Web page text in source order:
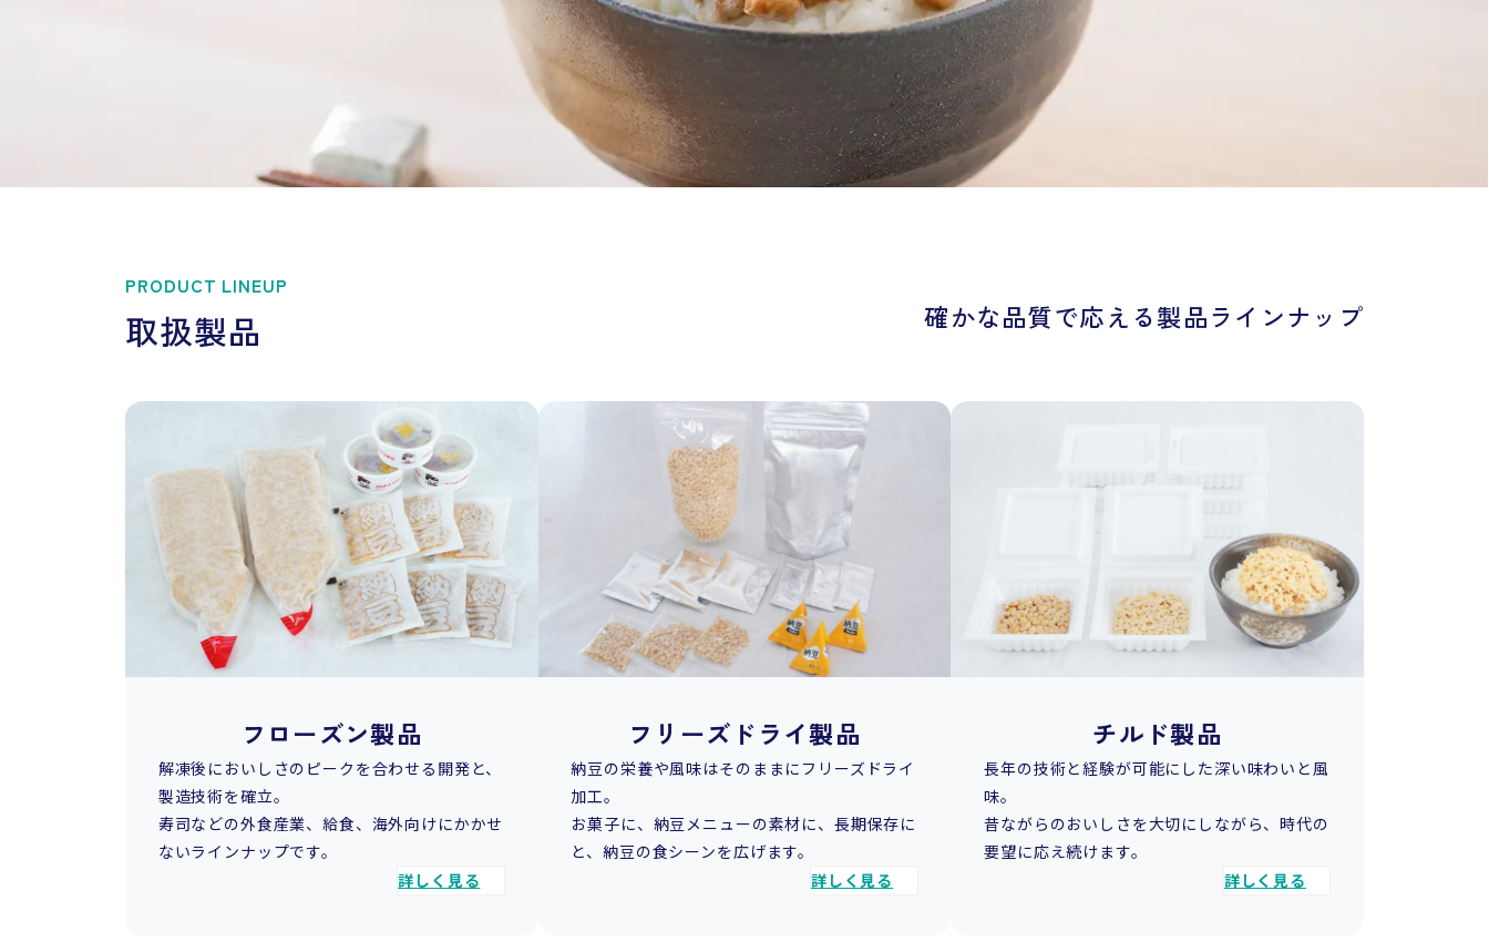
PRODUCT LINEUP
取扱製品 確かな品質で応える製品ラインナップ
フローズン製品
解凍後においしさのピークを合わせる開発と、
製造技術を確立。
寿司などの外食産業、給食、海外向けにかかせ
ないラインナップです。
詳しく見る
フリーズドライ製品
納豆の栄養や風味はそのままにフリーズドライ
加工。
お菓子に、納豆メニューの素材に、長期保存に
と、納豆の食シーンを広げます。
詳しく見る
チルド製品
長年の技術と経験が可能にした深い味わいと風
味。
昔ながらのおいしさを大切にしながら、時代の
要望に応え続けます。
詳しく見る